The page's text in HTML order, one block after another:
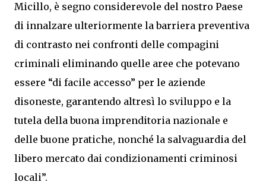
Micillo, è segno considerevole del nostro Paese
di innalzare ulteriormente la barriera preventiva
di contrasto nei confronti delle compagini
criminali eliminando quelle aree che potevano
essere “di facile accesso” per le aziende
disoneste, garantendo altresì lo sviluppo e la
tutela della buona imprenditoria nazionale e
delle buone pratiche, nonché la salvaguardia del
libero mercato dai condizionamenti criminosi
locali”.